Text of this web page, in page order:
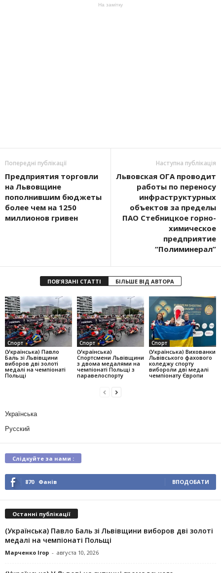
На замітку
Попередні публікації
Предприятия торговли
на Львовщине
пополнившим бюджеты
более чем на 1250
миллионов гривен
Наступна публікація
Львовская ОГА проводит
работы по переносу
инфраструктурных
объектов за пределы
ПАО Стебницкое горно-
химическое
предприятие
“Полиминерал”
ПОВ'ЯЗАНІ СТАТТІ БІЛЬШЕ ВІД АВТОРА
Спорт
(Українська) Павло
Баль зі Львівщини
виборов дві золоті
медалі на чемпіонаті
Польщі
Спорт
(Українська)
Спортсмени Львівщини
з двома медалями на
чемпіонаті Польщі з
паравелоспорту
Спорт
(Українська) Вихованки
Львівського фахового
коледжу спорту
вибороли дві медалі
чемпіонату Європи
Українська
Русский
Слідкуйте за нами :
870 Фанів ВПОДОБАТИ
Останні публікації
(Українська) Павло Баль зі Львівщини виборов дві золоті
медалі на чемпіонаті Польщі
Марченко Ігор - августа 10, 2026